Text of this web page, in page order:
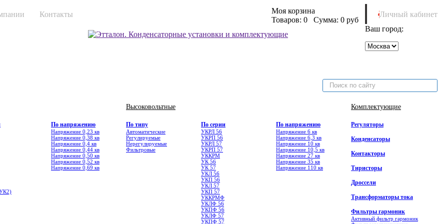
Контакты
Личный кабинет
Ваш город:
Моя корзина
Товаров: 0 Сумма: 0 руб
По напряжению
Напряжение 0,23 кв
Напряжение 0,38 кв
Напряжение 0,4 кв
Напряжение 0,44 кв
Напряжение 0,50 кв
Напряжение 0,52 кв
Напряжение 0,69 кв
Высоковольтные
По типу
Автоматические
Регулируемые
Нерегулируемые
Фильтровые
По серии
УКРЛ 56
УКРП 56
УКРЛ 57
УКРП 57
УККРМ
УК 56
УК 57
УКЛ 56
УКП 56
УКЛ 57
УКП 57
УККРМФ
УКЛФ 56
УКПФ 56
УКЛФ 57
УКПФ 57
По напряжению
Напряжение 6 кв
Напряжение 6,3 кв
Напряжение 10 кв
Напряжение 10,5 кв
Напряжение 27 кв
Напряжение 35 кв
Напряжение 110 кв
Комплектующие
Регуляторы
Конденсаторы
Контакторы
Тиристоры
Дроссели
Трансформаторы тока
Фильтры гармоник
Активный фильтр гармоник